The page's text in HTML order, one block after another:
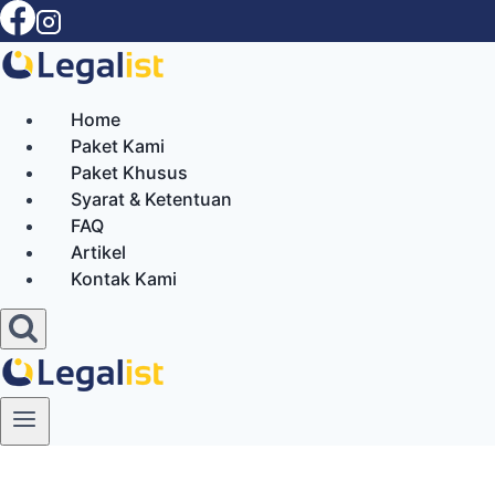
Skip
to
content
Home
Paket Kami
Paket Khusus
Syarat & Ketentuan
FAQ
Artikel
Kontak Kami